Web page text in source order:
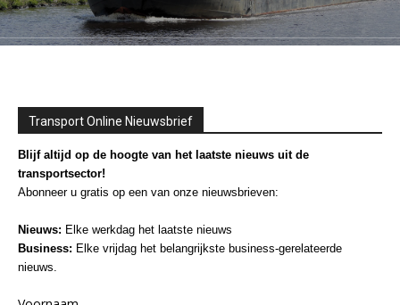
Transport Online Nieuwsbrief
Blijf altijd op de hoogte van het laatste nieuws uit de
transportsector!
Abonneer u gratis op een van onze nieuwsbrieven:
Nieuws: Elke werkdag het laatste nieuws
Business: Elke vrijdag het belangrijkste business-gerelateerde
nieuws.